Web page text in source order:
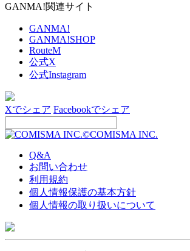
GANMA!関連サイト
GANMA!
GANMA!SHOP
RouteM
公式X
公式Instagram
Xでシェア Facebookでシェア
©COMISMA INC.
Q&A
お問い合わせ
利用規約
個人情報保護の基本方針
個人情報の取り扱いについて